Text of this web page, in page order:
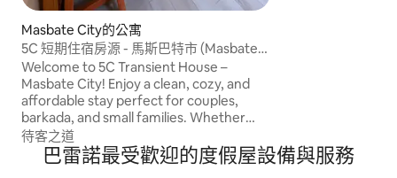
Masbate City的公寓
5C 短期住宿房源 - 馬斯巴特市 (Masbate
City)
Welcome to 5C Transient House –
Masbate City! Enjoy a clean, cozy, and
affordable stay perfect for couples,
barkada, and small families. Whether
you’re visiting for a quick getaway or
attending the Rodeo Festival, our place
offers comfort, convenience, and a
待客之道
巴雷諾最受歡迎的度假屋設備與服務